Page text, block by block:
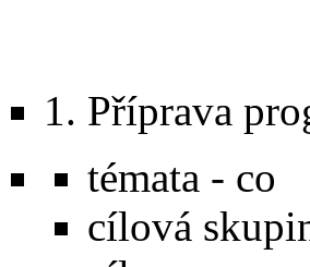
1. Příprava
témata - co
cílová